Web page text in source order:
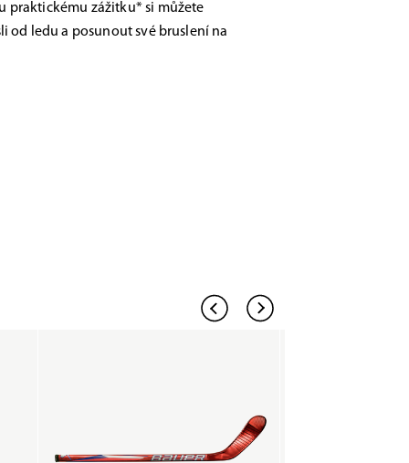
praktickému zážitku* si můžete
od ledu a posunout své bruslení na